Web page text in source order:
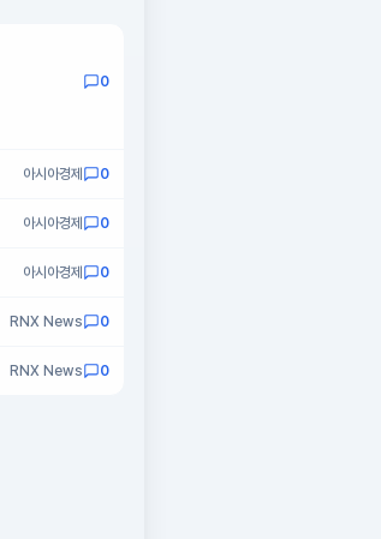
0
아시아경제 0
아시아경제 0
아시아경제 0
RNX News 0
RNX News 0